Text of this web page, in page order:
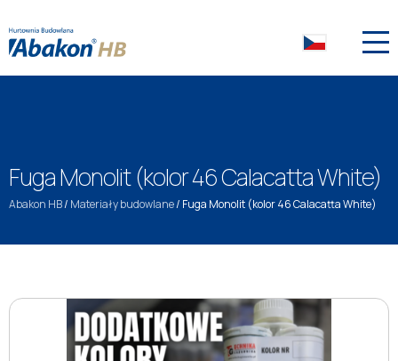
Fuga Monolit (kolor 46 Calacatta White)
Abakon HB/ Materiały budowlane/ Fuga Monolit (kolor 46 Calacatta White)